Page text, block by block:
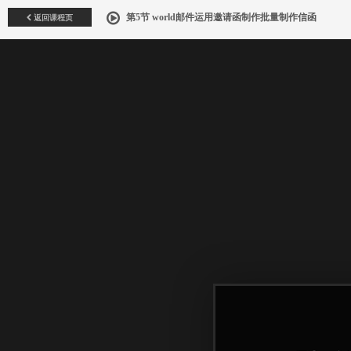
返回课程页 第5节 world邮件运用邀请函制作批量制作信函